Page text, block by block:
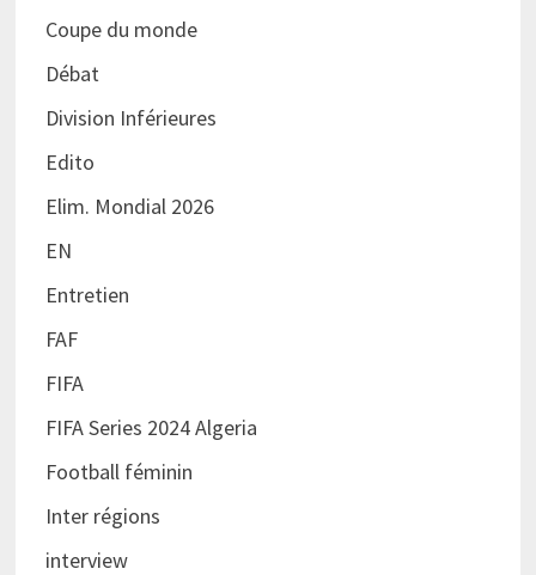
Coupe du monde
Débat
Division Inférieures
Edito
Elim. Mondial 2026
EN
Entretien
FAF
FIFA
FIFA Series 2024 Algeria
Football féminin
Inter régions
interview